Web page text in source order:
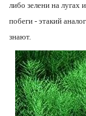
либо зелени на лугах
побеги - этакий
знают.